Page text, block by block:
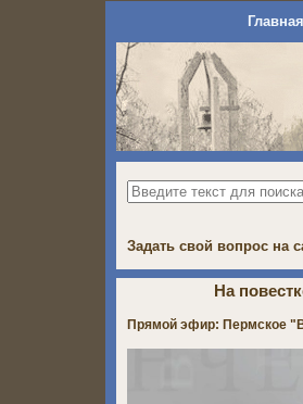
Главная
Задать свой вопрос на
На
Прямой эфир: Пермское